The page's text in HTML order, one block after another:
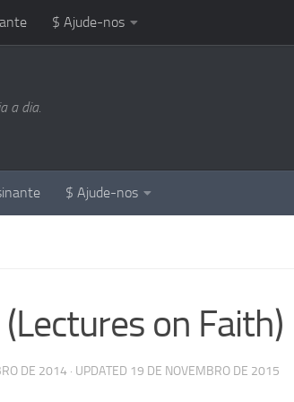
$ Ajude-nos
a dia.
$ Ajude-nos
on Faith)
DE 2014 · UPDATED 19 DE NOVEMBRO DE 2015